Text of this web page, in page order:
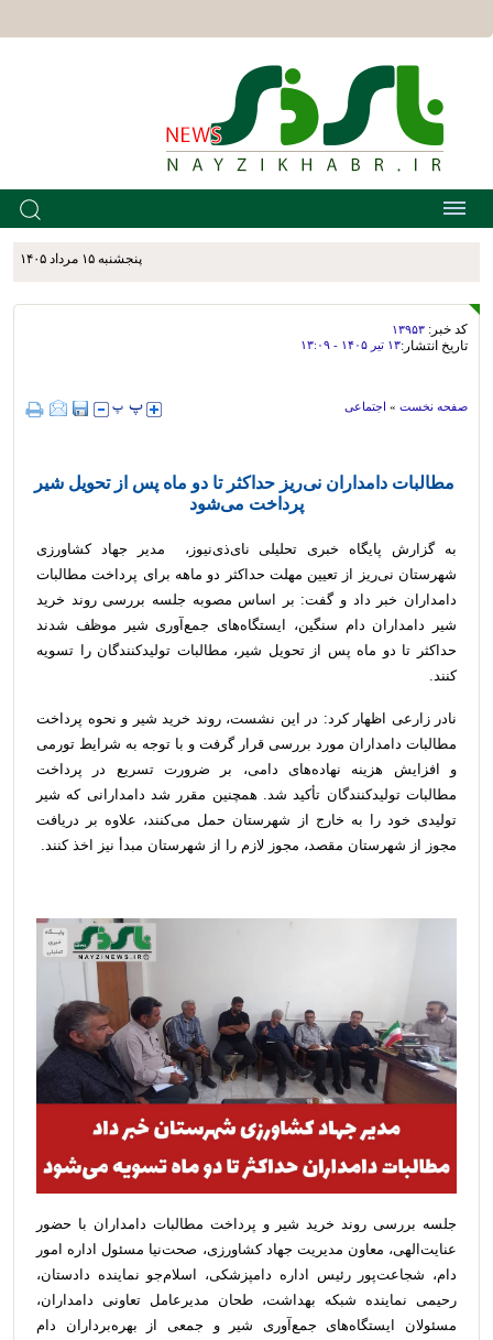
پنجشنبه ۱۵ مرداد ۱۴۰۵
کد خبر: ۱۳۹۵۳
تاریخ انتشار:۱۳ تير ۱۴۰۵ - ۱۳:۰۹
صفحه نخست » اجتماعی
مطالبات دامداران نی‌ریز حداکثر تا دو ماه پس از تحویل شیر
پرداخت می‌شود
به گزارش پایگاه خبری تحلیلی نای‌ذی‌نیوز، مدیر جهاد کشاورزی
شهرستان نی‌ریز از تعیین مهلت حداکثر دو ماهه برای پرداخت مطالبات
دامداران خبر داد و گفت: بر اساس مصوبه جلسه بررسی روند خرید
شیر دامداران دام سنگین، ایستگاه‌های جمع‌آوری شیر موظف شدند
حداکثر تا دو ماه پس از تحویل شیر، مطالبات تولیدکنندگان را تسویه
کنند.
نادر زارعی اظهار کرد: در این نشست، روند خرید شیر و نحوه پرداخت
مطالبات دامداران مورد بررسی قرار گرفت و با توجه به شرایط تورمی
و افزایش هزینه نهاده‌های دامی، بر ضرورت تسریع در پرداخت
مطالبات تولیدکنندگان تأکید شد. همچنین مقرر شد دامدارانی که شیر
تولیدی خود را به خارج از شهرستان حمل می‌کنند، علاوه بر دریافت
مجوز از شهرستان مقصد، مجوز لازم را از شهرستان مبدأ نیز اخذ کنند.
جلسه بررسی روند خرید شیر و پرداخت مطالبات دامداران با حضور
عنایت‌الهی، معاون مدیریت جهاد کشاورزی، صحت‌نیا مسئول اداره امور
دام، شجاعت‌پور رئیس اداره دامپزشکی، اسلام‌جو نماینده دادستان،
رحیمی نماینده شبکه بهداشت، طحان مدیرعامل تعاونی دامداران،
مسئولان ایستگاه‌های جمع‌آوری شیر و جمعی از بهره‌برداران دام